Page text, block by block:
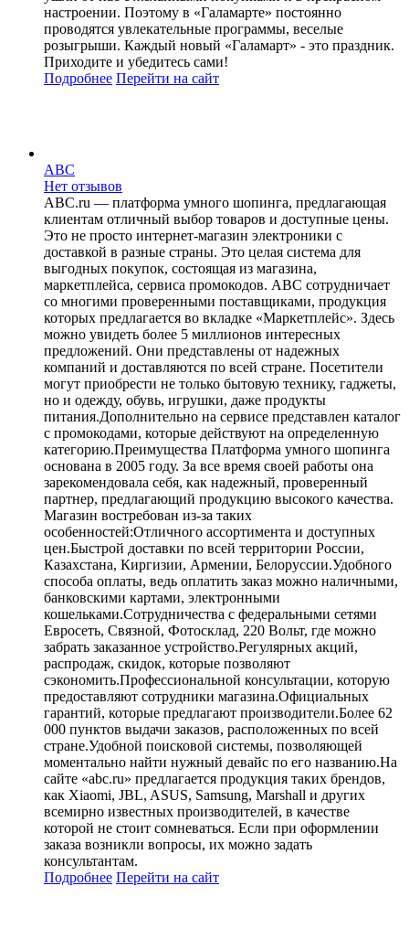
настроении. Поэтому в «Галамарте» постоянно
проводятся увлекательные программы, веселые
розыгрыши. Каждый новый «Галамарт» - это праздник.
Приходите и убедитесь сами!
Подробнее Перейти на сайт
ABC
Нет отзывов
ABC.ru — платформа умного шопинга, предлагающая
клиентам отличный выбор товаров и доступные цены.
Это не просто интернет-магазин электроники с
доставкой в разные страны. Это целая система для
выгодных покупок, состоящая из магазина,
маркетплейса, сервиса промокодов. ABC сотрудничает
со многими проверенными поставщиками, продукция
которых предлагается во вкладке «Маркетплейс». Здесь
можно увидеть более 5 миллионов интересных
предложений. Они представлены от надежных
компаний и доставляются по всей стране. Посетители
могут приобрести не только бытовую технику, гаджеты,
но и одежду, обувь, игрушки, даже продукты
питания.Дополнительно на сервисе представлен каталог
с промокодами, которые действуют на определенную
категорию.Преимущества Платформа умного шопинга
основана в 2005 году. За все время своей работы она
зарекомендовала себя, как надежный, проверенный
партнер, предлагающий продукцию высокого качества.
Магазин востребован из-за таких
особенностей:Отличного ассортимента и доступных
цен.Быстрой доставки по всей территории России,
Казахстана, Киргизии, Армении, Белоруссии.Удобного
способа оплаты, ведь оплатить заказ можно наличными,
банковскими картами, электронными
кошельками.Сотрудничества с федеральными сетями
Евросеть, Связной, Фотосклад, 220 Вольт, где можно
забрать заказанное устройство.Регулярных акций,
распродаж, скидок, которые позволяют
сэкономить.Профессиональной консультации, которую
предоставляют сотрудники магазина.Официальных
гарантий, которые предлагают производители.Более 62
000 пунктов выдачи заказов, расположенных по всей
стране.Удобной поисковой системы, позволяющей
моментально найти нужный девайс по его названию.На
сайте «abc.ru» предлагается продукция таких брендов,
как Xiaomi, JBL, ASUS, Samsung, Marshall и других
всемирно известных производителей, в качестве
которой не стоит сомневаться. Если при оформлении
заказа возникли вопросы, их можно задать
консультантам.
Подробнее Перейти на сайт